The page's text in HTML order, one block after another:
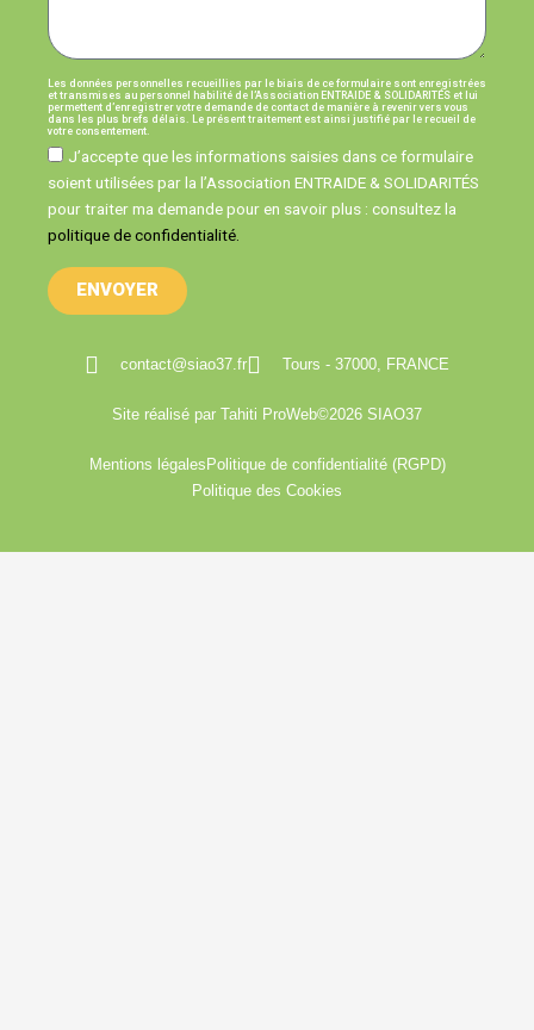
Les données personnelles recueillies par le biais de ce formulaire sont enregistrées
et transmises au personnel habilité de l’Association ENTRAIDE & SOLIDARITÉS et lui
permettent d’enregistrer votre demande de contact de manière à revenir vers vous
dans les plus brefs délais. Le présent traitement est ainsi justifié par le recueil de
votre consentement.
J’accepte que les informations saisies dans ce formulaire
soient utilisées par la l’Association ENTRAIDE & SOLIDARITÉS
pour traiter ma demande pour en savoir plus : consultez la
politique de confidentialité.
ENVOYER
contact@siao37.fr Tours - 37000, FRANCE
Site réalisé par Tahiti ProWeb©2026 SIAO37
Mentions légales Politique de confidentialité (RGPD)
Politique des Cookies